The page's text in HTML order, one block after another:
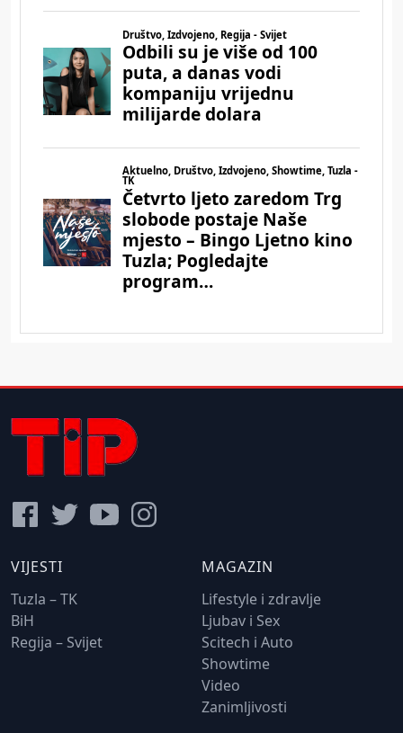
VIJESTI
Tuzla – TK
BiH
Regija – Svijet
MAGAZIN
Lifestyle i zdravlje
Ljubav i Sex
Scitech i Auto
Showtime
Video
Zanimljivosti